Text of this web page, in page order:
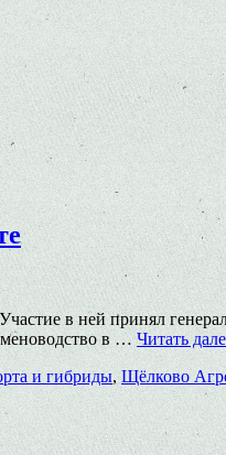
в ней принял
в …Читать
и гибриды,Щёлково